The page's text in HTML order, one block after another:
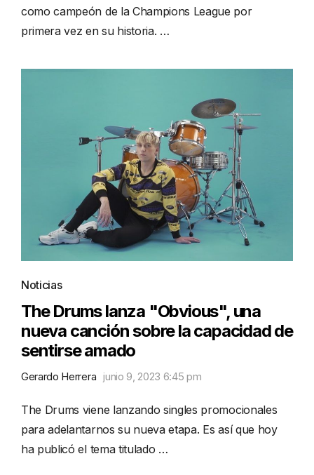
como campeón de la Champions League por
primera vez en su historia. …
Noticias
The Drums lanza "Obvious", una
nueva canción sobre la capacidad de
sentirse amado
Gerardo Herrera junio 9, 2023 6:45 pm
The Drums viene lanzando singles promocionales
para adelantarnos su nueva etapa. Es así que hoy
ha publicó el tema titulado …